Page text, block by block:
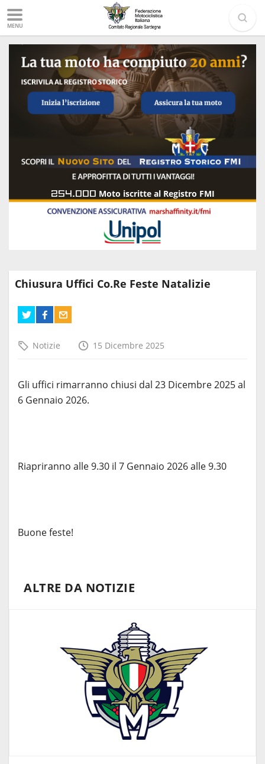
MENU
254.000 Moto iscritte al Registro FMI
Chiusura Uffici Co.Re Feste Natalizie
Notizie 15 Dicembre 2025
Gli uffici rimarranno chiusi dal 23 Dicembre 2025 al
6 Gennaio 2026.
Riapriranno alle 9.30 il 7 Gennaio 2026 alle 9.30
Buone feste!
ALTRE DA NOTIZIE